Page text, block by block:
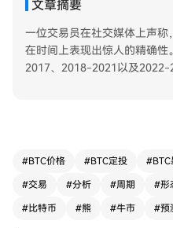
文章摘要
一位交易员在社交媒体上声称
在时间上表现出惊人的精确
2017、2018-2021以及2022-
结构，为市场预期提供了简单
确性很大程度上取决于对高点
通过筛选特定日期来迎合模式
#BTC价格 #BTC定投 #
#交易 #分析 #周期 #形
#比特币 #熊 #牛市 #预